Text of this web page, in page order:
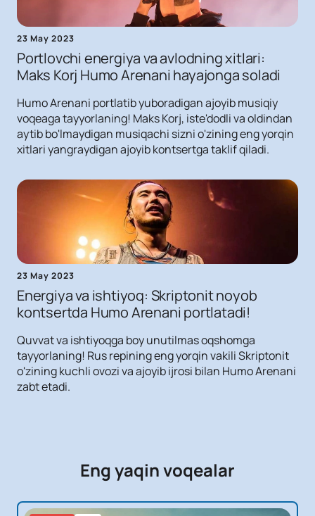
23 May 2023
Portlovchi energiya va avlodning xitlari:
Maks Korj Humo Arenani hayajonga soladi
Humo Arenani portlatib yuboradigan ajoyib musiqiy
voqeaga tayyorlaning! Maks Korj, iste'dodli va oldindan
aytib bo'lmaydigan musiqachi sizni o'zining eng yorqin
xitlari yangraydigan ajoyib kontsertga taklif qiladi.
23 May 2023
Energiya va ishtiyoq: Skriptonit noyob
kontsertda Humo Arenani portlatadi!
Quvvat va ishtiyoqga boy unutilmas oqshomga
tayyorlaning! Rus repining eng yorqin vakili Skriptonit
o'zining kuchli ovozi va ajoyib ijrosi bilan Humo Arenani
zabt etadi.
Eng yaqin voqealar